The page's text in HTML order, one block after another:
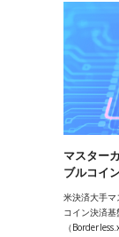
マスター
ブルコイ
米決済大手
コイン決済
（